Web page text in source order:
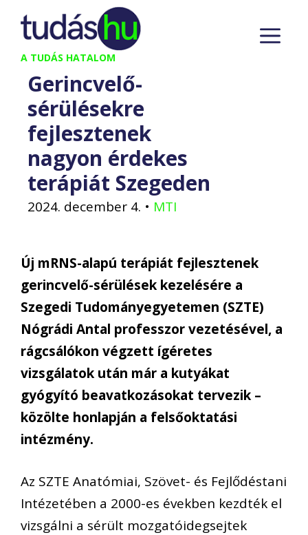
Kilépés
tartalomba
A TUDÁS HATALOM
Gerincvelő-
sérülésekre
fejlesztenek
nagyon érdekes
terápiát Szegeden
2024. december 4. • MTI
Új mRNS-alapú terápiát fejlesztenek
gerincvelő-sérülések kezelésére a
Szegedi Tudományegyetemen (SZTE)
Nógrádi Antal professzor vezetésével, a
rágcsálókon végzett ígéretes
vizsgálatok után már a kutyákat
gyógyító beavatkozásokat tervezik –
közölte honlapján a felsőoktatási
intézmény.
Az SZTE Anatómiai, Szövet- és Fejlődéstani
Intézetében a 2000-es években kezdték el
vizsgálni a sérült mozgatóidegsejtek